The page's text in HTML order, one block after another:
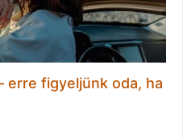
erre figyeljünk oda, ha